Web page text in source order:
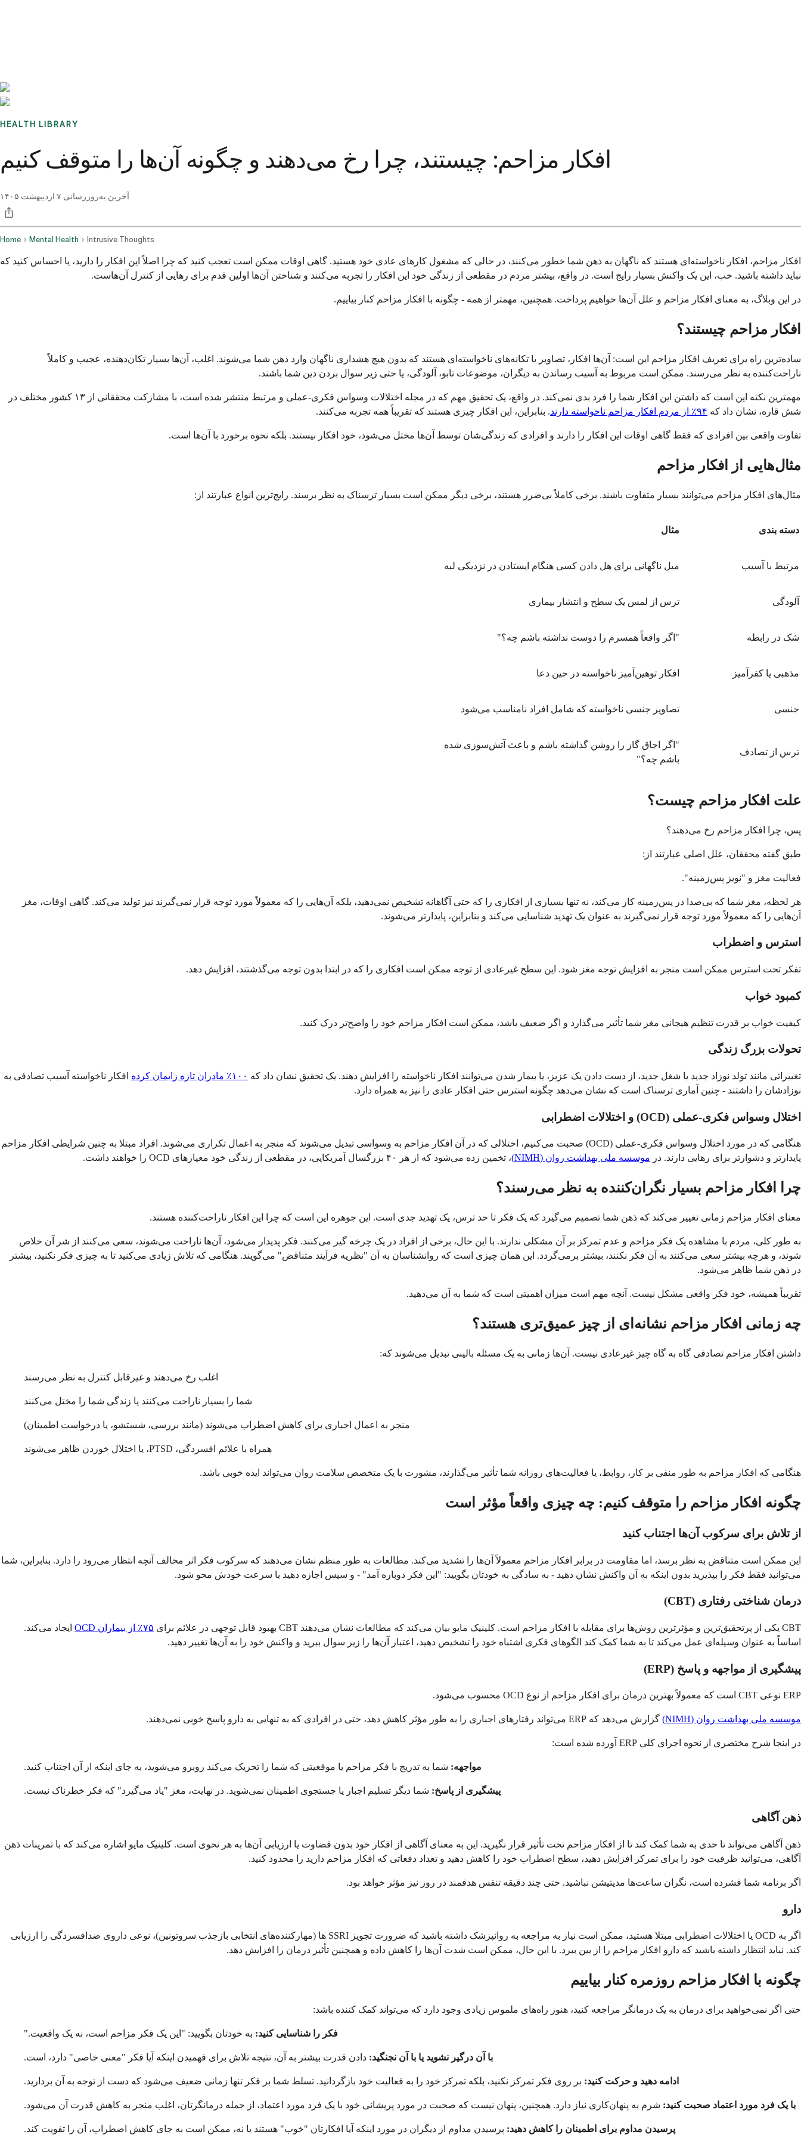
HEALTH LIBRARY
افکار مزاحم: چیستند، چرا رخ می‌دهند و چگونه آن‌ها را متوقف کنیم
آخرین به‌روزرسانی ۷ اردیبهشت ۱۴۰۵
Home Mental Health Intrusive Thoughts
افکار مزاحم، افکار ناخواسته‌ای هستند که ناگهان به ذهن شما خطور می‌کنند، در حالی که مشغول کارهای عادی خود هستید. گاهی اوقات ممکن است تعجب کنید که چرا اصلاً این افکار را دارید، یا احساس کنید که
نباید داشته باشید. خب، این یک واکنش بسیار رایج است. در واقع، بیشتر مردم در مقطعی از زندگی خود این افکار را تجربه می‌کنند و شناختن آن‌ها اولین قدم برای رهایی از کنترل آن‌هاست.
در این وبلاگ، به معنای افکار مزاحم و علل آن‌ها خواهیم پرداخت. همچنین، مهمتر از همه - چگونه با افکار مزاحم کنار بیاییم.
افکار مزاحم چیستند؟
ساده‌ترین راه برای تعریف افکار مزاحم این است: آن‌ها افکار، تصاویر یا تکانه‌های ناخواسته‌ای هستند که بدون هیچ هشداری ناگهان وارد ذهن شما می‌شوند. اغلب، آن‌ها بسیار تکان‌دهنده، عجیب و کاملاً
ناراحت‌کننده به نظر می‌رسند. ممکن است مربوط به آسیب رساندن به دیگران، موضوعات تابو، آلودگی، یا حتی زیر سوال بردن دین شما باشند.
مهمترین نکته این است که داشتن این افکار شما را فرد بدی نمی‌کند. در واقع، یک تحقیق مهم که در مجله اختلالات وسواس فکری-عملی و مرتبط منتشر شده است، با مشارکت محققانی از ۱۳ کشور مختلف در
شش قاره، نشان داد که ۹۴٪ از مردم افکار مزاحم ناخواسته دارند . بنابراین، این افکار چیزی هستند که تقریباً همه تجربه می‌کنند.
تفاوت واقعی بین افرادی که فقط گاهی اوقات این افکار را دارند و افرادی که زندگی‌شان توسط آن‌ها مختل می‌شود، خود افکار نیستند. بلکه نحوه برخورد با آن‌ها است.
مثال‌هایی از افکار مزاحم
مثال‌های افکار مزاحم می‌توانند بسیار متفاوت باشند. برخی کاملاً بی‌ضرر هستند، برخی دیگر ممکن است بسیار ترسناک به نظر برسند. رایج‌ترین انواع عبارتند از:
دسته بندی مثال
مرتبط با آسیب میل ناگهانی برای هل دادن کسی هنگام ایستادن در نزدیکی لبه
آلودگی ترس از لمس یک سطح و انتشار بیماری
شک در رابطه "اگر واقعاً همسرم را دوست نداشته باشم چه؟"
مذهبی یا کفرآمیز افکار توهین‌آمیز ناخواسته در حین دعا
جنسی تصاویر جنسی ناخواسته که شامل افراد نامناسب می‌شود
ترس از تصادف
"اگر اجاق گاز را روشن گذاشته باشم و باعث آتش‌سوزی شده
باشم چه؟"
علت افکار مزاحم چیست؟
پس، چرا افکار مزاحم رخ می‌دهند؟
طبق گفته محققان، علل اصلی عبارتند از:
فعالیت مغز و "نویز پس‌زمینه".
هر لحظه، مغز شما که بی‌صدا در پس‌زمینه کار می‌کند، نه تنها بسیاری از افکاری را که حتی آگاهانه تشخیص نمی‌دهید، بلکه آن‌هایی را که معمولاً مورد توجه قرار نمی‌گیرند نیز تولید می‌کند. گاهی اوقات، مغز
آن‌هایی را که معمولاً مورد توجه قرار نمی‌گیرند به عنوان یک تهدید شناسایی می‌کند و بنابراین، پایدارتر می‌شوند.
استرس و اضطراب
تفکر تحت استرس ممکن است منجر به افزایش توجه مغز شود. این سطح غیرعادی از توجه ممکن است افکاری را که در ابتدا بدون توجه می‌گذشتند، افزایش دهد.
کمبود خواب
کیفیت خواب بر قدرت تنظیم هیجانی مغز شما تأثیر می‌گذارد و اگر ضعیف باشد، ممکن است افکار مزاحم خود را واضح‌تر درک کنید.
تحولات بزرگ زندگی
تغییراتی مانند تولد نوزاد جدید یا شغل جدید، از دست دادن یک عزیز، یا بیمار شدن می‌توانند افکار ناخواسته را افزایش دهند. یک تحقیق نشان داد که ۱۰۰٪ مادران تازه زایمان کرده
افکار ناخواسته آسیب تصادفی به
نوزادشان را داشتند - چنین آماری ترسناک است که نشان می‌دهد چگونه استرس حتی افکار عادی را نیز به همراه دارد.
اختلال وسواس فکری-عملی (OCD) و اختلالات اضطرابی
هنگامی که در مورد اختلال وسواس فکری-عملی (OCD) صحبت می‌کنیم، اختلالی که در آن افکار مزاحم به وسواسی تبدیل می‌شوند که منجر به اعمال تکراری می‌شوند. افراد مبتلا به چنین شرایطی افکار مزاحم
پایدارتر و دشوارتر برای رهایی دارند. در موسسه ملی بهداشت روان (NIMH) ، تخمین زده می‌شود که از هر ۴۰ بزرگسال آمریکایی، در مقطعی از زندگی خود معیارهای OCD را خواهند داشت.
چرا افکار مزاحم بسیار نگران‌کننده به نظر می‌رسند؟
معنای افکار مزاحم زمانی تغییر می‌کند که ذهن شما تصمیم می‌گیرد که یک فکر تا حد ترس، یک تهدید جدی است. این جوهره این است که چرا این افکار ناراحت‌کننده هستند.
به طور کلی، مردم با مشاهده یک فکر مزاحم و عدم تمرکز بر آن مشکلی ندارند. با این حال، برخی از افراد در یک چرخه گیر می‌کنند. فکر پدیدار می‌شود، آن‌ها ناراحت می‌شوند، سعی می‌کنند از شر آن خلاص
شوند، و هرچه بیشتر سعی می‌کنند به آن فکر نکنند، بیشتر برمی‌گردد. این همان چیزی است که روانشناسان به آن "نظریه فرآیند متناقض" می‌گویند. هنگامی که تلاش زیادی می‌کنید تا به چیزی فکر نکنید، بیشتر
در ذهن شما ظاهر می‌شود.
تقریباً همیشه، خود فکر واقعی مشکل نیست. آنچه مهم است میزان اهمیتی است که شما به آن می‌دهید.
چه زمانی افکار مزاحم نشانه‌ای از چیز عمیق‌تری هستند؟
داشتن افکار مزاحم تصادفی گاه به گاه چیز غیرعادی نیست. آن‌ها زمانی به یک مسئله بالینی تبدیل می‌شوند که:
اغلب رخ می‌دهند و غیرقابل کنترل به نظر می‌رسند
شما را بسیار ناراحت می‌کنند یا زندگی شما را مختل می‌کنند
منجر به اعمال اجباری برای کاهش اضطراب می‌شوند (مانند بررسی، شستشو، یا درخواست اطمینان)
همراه با علائم افسردگی، PTSD، یا اختلال خوردن ظاهر می‌شوند
هنگامی که افکار مزاحم به طور منفی بر کار، روابط، یا فعالیت‌های روزانه شما تأثیر می‌گذارند، مشورت با یک متخصص سلامت روان می‌تواند ایده خوبی باشد.
چگونه افکار مزاحم را متوقف کنیم: چه چیزی واقعاً مؤثر است
از تلاش برای سرکوب آن‌ها اجتناب کنید
این ممکن است متناقض به نظر برسد، اما مقاومت در برابر افکار مزاحم معمولاً آن‌ها را تشدید می‌کند. مطالعات به طور منظم نشان می‌دهند که سرکوب فکر اثر مخالف آنچه انتظار می‌رود را دارد. بنابراین، شما
می‌توانید فقط فکر را بپذیرید بدون اینکه به آن واکنش نشان دهید - به سادگی به خودتان بگویید: "این فکر دوباره آمد" - و سپس اجازه دهید با سرعت خودش محو شود.
درمان شناختی رفتاری (CBT)
CBT یکی از پرتحقیق‌ترین و مؤثرترین روش‌ها برای مقابله با افکار مزاحم است. کلینیک مایو بیان می‌کند که مطالعات نشان می‌دهند CBT بهبود قابل توجهی در علائم برای ۷۵٪ از بیماران OCD
ایجاد می‌کند.
اساساً به عنوان وسیله‌ای عمل می‌کند تا به شما کمک کند الگوهای فکری اشتباه خود را تشخیص دهید، اعتبار آن‌ها را زیر سوال ببرید و واکنش خود را به آن‌ها تغییر دهید.
پیشگیری از مواجهه و پاسخ (ERP)
ERP نوعی CBT است که معمولاً بهترین درمان برای افکار مزاحم از نوع OCD محسوب می‌شود.
موسسه ملی بهداشت روان (NIMH) گزارش می‌دهد که ERP می‌تواند رفتار‌های اجباری را به طور مؤثر کاهش دهد، حتی در افرادی که به تنهایی به دارو پاسخ خوبی نمی‌دهند.
در اینجا شرح مختصری از نحوه اجرای کلی ERP آورده شده است:
مواجهه: شما به تدریج با فکر مزاحم یا موقعیتی که شما را تحریک می‌کند روبرو می‌شوید، به جای اینکه از آن اجتناب کنید.
پیشگیری از پاسخ: شما دیگر تسلیم اجبار یا جستجوی اطمینان نمی‌شوید. در نهایت، مغز "یاد می‌گیرد" که فکر خطرناک نیست.
ذهن آگاهی
ذهن آگاهی می‌تواند تا حدی به شما کمک کند تا از افکار مزاحم تحت تأثیر قرار نگیرید. این به معنای آگاهی از افکار خود بدون قضاوت یا ارزیابی آن‌ها به هر نحوی است. کلینیک مایو اشاره می‌کند که با تمرینات ذهن
آگاهی، می‌توانید ظرفیت خود را برای تمرکز افزایش دهید، سطح اضطراب خود را کاهش دهید و تعداد دفعاتی که افکار مزاحم دارید را محدود کنید.
اگر برنامه شما فشرده است، نگران ساعت‌ها مدیتیشن نباشید. حتی چند دقیقه تنفس هدفمند در روز نیز مؤثر خواهد بود.
دارو
اگر به OCD یا اختلالات اضطرابی مبتلا هستید، ممکن است نیاز به مراجعه به روانپزشک داشته باشید که ضرورت تجویز SSRI ها (مهارکننده‌های انتخابی بازجذب سروتونین)، نوعی داروی ضدافسردگی را ارزیابی
کند. نباید انتظار داشته باشید که دارو افکار مزاحم را از بین ببرد. با این حال، ممکن است شدت آن‌ها را کاهش داده و همچنین تأثیر درمان را افزایش دهد.
چگونه با افکار مزاحم روزمره کنار بیاییم
حتی اگر نمی‌خواهید برای درمان به یک درمانگر مراجعه کنید، هنوز راه‌های ملموس زیادی وجود دارد که می‌تواند کمک کننده باشد:
فکر را شناسایی کنید: به خودتان بگویید: "این یک فکر مزاحم است، نه یک واقعیت."
با آن درگیر نشوید یا با آن نجنگید: دادن قدرت بیشتر به آن، نتیجه تلاش برای فهمیدن اینکه آیا فکر "معنی خاصی" دارد، است.
ادامه دهید و حرکت کنید: بر روی فکر تمرکز نکنید، بلکه تمرکز خود را به فعالیت خود بازگردانید. تسلط شما بر فکر تنها زمانی ضعیف می‌شود که دست از توجه به آن بردارید.
با یک فرد مورد اعتماد صحبت کنید: شرم به پنهان‌کاری نیاز دارد. همچنین، پنهان نیست که صحبت در مورد پریشانی خود با یک فرد مورد اعتماد، از جمله درمانگرتان، اغلب منجر به کاهش قدرت آن می‌شود.
پرسیدن مداوم برای اطمینان را کاهش دهید: پرسیدن مداوم از دیگران در مورد اینکه آیا افکارتان "خوب" هستند یا نه، ممکن است به جای کاهش اضطراب، آن را تقویت کند.